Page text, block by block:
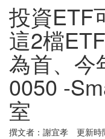
投資ETF
這2檔
為首、今
0050 -
室
撰文者：謝宜孝 更新時